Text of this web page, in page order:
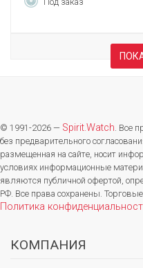
© 1991-2026 — Spirit.Watch. Все
без предварительного
размещенная на сайте, носит
условиях информационные
являются публичной офертой,
РФ. Все права сохранены.
Политика
КОМПАНИЯ